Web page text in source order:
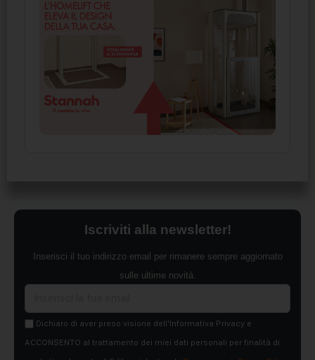
Iscriviti alla newsletter!
Inserisci il tuo indirizzo email per rimanere sempre aggiornato
sulle ultime novità.
Dichiaro di aver preso visione dell'Informativa Privacy e
ACCONSENTO al trattamento dei miei dati personali per finalità di